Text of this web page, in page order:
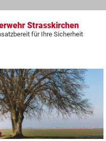
Strasskirchen
für Ihre Sicherheit